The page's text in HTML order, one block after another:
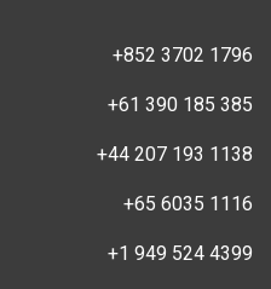
+852 3702 1796
+61 390 185 385
+44 207 193 1138
+65 6035 1116
+1 949 524 4399